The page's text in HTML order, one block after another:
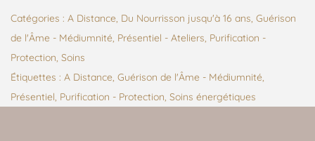
Catégories : A Distance, Du Nourrisson jusqu'à 16 ans, Guérison
de l'Âme - Médiumnité, Présentiel - Ateliers, Purification -
Protection, Soins
Étiquettes : A Distance, Guérison de l'Âme - Médiumnité,
Présentiel, Purification - Protection, Soins énergétiques